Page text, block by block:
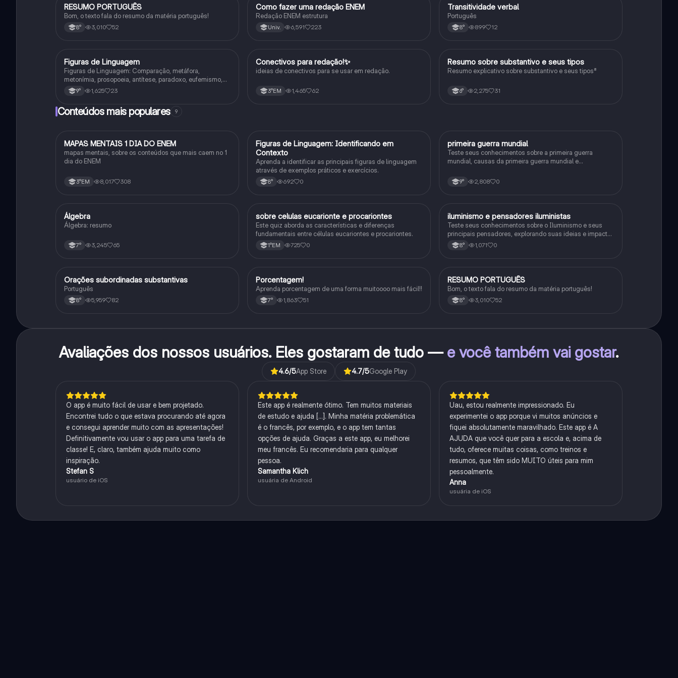
Português
RESUMO PORTUGUÊS
Bom, o texto fala do resumo da matéria português!
8° 3,010 52
Português
Como fazer uma redação ENEM
Redação ENEM estrutura
Univ. 6,591 223
Português
Transitividade verbal
Português
8° 899 12
Português
Figuras de Linguagem
Figuras de Linguagem: Comparação, metáfora,
metonímia, prosopoeia, antítese, paradoxo, eufemismo,
hipérbole e onomatopeia
9° 1,625 23
Português
Conectivos para redação!✨
ideias de conectivos para se usar em redação.
3°EM 1,465 62
Português
Resumo sobre substantivo e seus tipos
Resumo explicativo sobre substantivo e seus tipos⁸
6° 2,275 31
Conteúdos mais populares 9
Português
MAPAS MENTAIS 1 DIA DO ENEM
mapas mentais, sobre os conteúdos que mais caem no 1
dia do ENEM
3°EM 8,017 308
FPortuguês
Figuras de Linguagem: Identificando em
Contexto
Aprenda a identificar as principais figuras de linguagem
através de exemplos práticos e exercícios.
8° 692 0
História
primeira guerra mundial
Teste seus conhecimentos sobre a primeira guerra
mundial, causas da primeira guerra mundial e
primeira guerra mundial
9° 2,808 0
Matematica
Álgebra
Álgebra: resumo
7° 3,245 65
Biologia
sobre celulas eucarionte e procariontes
Este quiz aborda as características e diferenças
fundamentais entre células eucariontes e procariontes.
1°EM 725 0
História
iluminismo e pensadores iluministas
Teste seus conhecimentos sobre o Iluminismo e seus
principais pensadores, explorando suas ideias e impacto
histórico.
8° 1,071 0
Português
Orações subordinadas substantivas
Português
8° 5,959 82
Matematica
Porcentagem!
Aprenda porcentagem de uma forma muitoooo mais fácil!!
7° 1,863 51
Português
RESUMO PORTUGUÊS
Bom, o texto fala do resumo da matéria português!
8° 3,010 52
Avaliações dos nossos usuários. Eles gostaram de tudo —e você também vai gostar.
4.6/5App Store 4.7/5Google Play
O app é muito fácil de usar e bem projetado.
Encontrei tudo o que estava procurando até agora
e consegui aprender muito com as apresentações!
Definitivamente vou usar o app para uma tarefa de
classe! E, claro, também ajuda muito como
inspiração.
Stefan S
usuário de iOS
Este app é realmente ótimo. Tem muitos materiais
de estudo e ajuda [...]. Minha matéria problemática
é o francês, por exemplo, e o app tem tantas
opções de ajuda. Graças a este app, eu melhorei
meu francês. Eu recomendaria para qualquer
pessoa.
Samantha Klich
usuária de Android
Uau, estou realmente impressionado. Eu
experimentei o app porque vi muitos anúncios e
fiquei absolutamente maravilhado. Este app é A
AJUDA que você quer para a escola e, acima de
tudo, oferece muitas coisas, como treinos e
resumos, que têm sido MUITO úteis para mim
pessoalmente.
Anna
usuária de iOS